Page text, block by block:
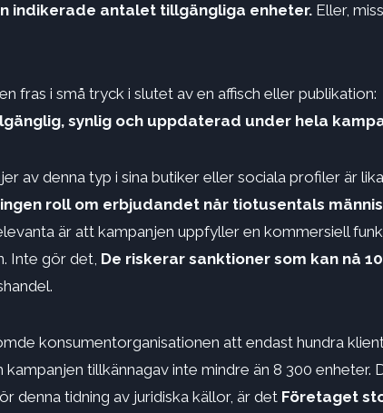
indikerade antalet tillgängliga enheter. Eller,
fras i små tryck i slutet av en affisch eller publikation:
synlig och uppdaterad under hela
av denna typ i sina butiker eller sociala profiler är
roll om erbjudandet når tiotusentals
är att kampanjen uppfyller en kommersiell
Inte gör det, De riskerar sanktioner som kan nå
konsumentorganisationen att endast hundra
tillkännagav inte mindre än 8 300 enheter.
denna tidning av juridiska källor, är det Företaget